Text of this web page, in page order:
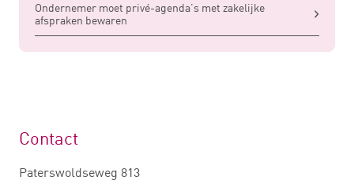
Ondernemer moet privé-agenda’s met zakelijke
afspraken bewaren
Contact
Paterswoldseweg 813